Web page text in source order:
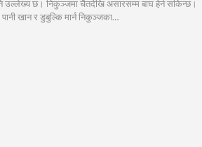
उल्लेख्य छ। निकुञ्जमा चैतदेखि असारसम्म बाघ हेर्न सकिन्छ।
पानी खान र डुबुल्कि मार्न निकुञ्जका…